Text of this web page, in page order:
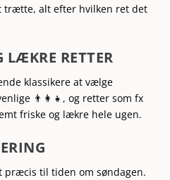
trætte, alt efter hvilken ret det
LÆKRE RETTER
klassikere at vælge
👨‍👩‍👧, og retter som fx
friske og lækre hele ugen.
præcis til tiden om søndagen.